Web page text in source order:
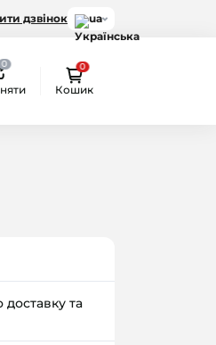
дзвінок ua
0 0
Кошик
та